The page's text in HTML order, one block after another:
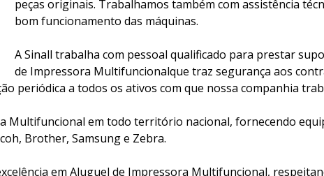
peças originais. Trabalhamos também com assistência
bom funcionamento das máquinas.
A Sinall trabalha com pessoal qualificado para prestar
de Impressora Multifuncionalque traz segurança aos
periódica a todos os ativos com que nossa companhia
Multifuncional em todo território nacional, fornecendo
Brother, Samsung e Zebra.
em Aluguel de Impressora Multifuncional,